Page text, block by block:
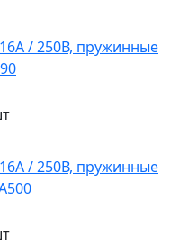
/ 250В, пружинные
/ 250В, пружинные